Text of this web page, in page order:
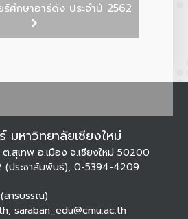
ร์ศึกษาอารีดัง ประจำปี 2562
มหาวิทยาลัยเชียงใหม่
.สุเทพ อ.เมือง จ.เชียงใหม่ 50200
ประชาสัมพันธ์), 0-5394-4209
สารบรรณ)
saraban_edu@cmu.ac.th